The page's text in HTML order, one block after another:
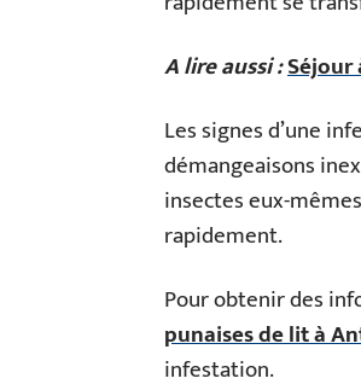
A lire aussi :Séjour
Les signes d’une
démangeaisons
insectes eux-
rapidement.
Pour obtenir des
punaises de lit à
infestation.